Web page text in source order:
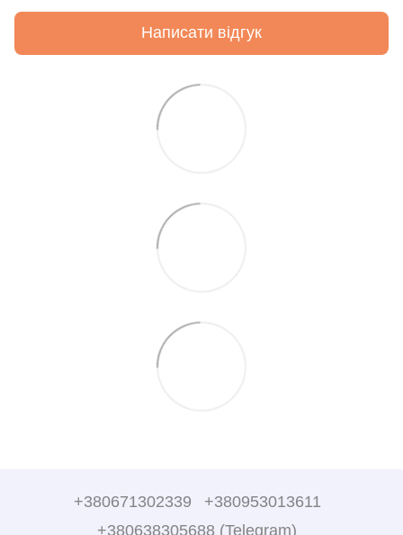
Написати відгук
+380671302339
+380953013611
+380638305688 (Telegram)